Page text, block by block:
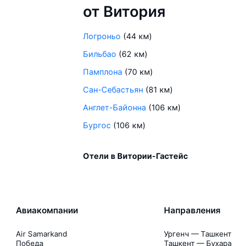
от Витория
Логроньо (44 км)
Бильбао (62 км)
Памплона (70 км)
Сан-Себастьян (81 км)
Англет-Байонна (106 км)
Бургос (106 км)
Отели в Витории-Гастейс
Авиакомпании
Air Samarkand
Победа
Направления
Ургенч — Ташкент
Ташкент — Бухара